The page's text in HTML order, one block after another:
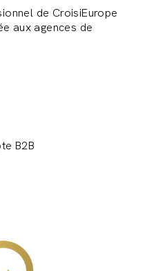
de CroisiEurope
aux agences de
B2B